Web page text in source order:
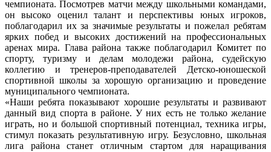
чемпионата. Посмотрев матчи между школьными командами,
он высоко оценил талант и перспективы юных игроков,
поблагодарил их за значимые результаты и пожелал ребятам
ярких побед и высоких достижений на профессиональных
аренах мира. Глава района также поблагодарил Комитет по
спорту, туризму и делам молодежи района, судейскую
коллегию и тренеров-преподавателей Детско-юношеской
спортивной школы за хорошую организацию и проведение
муниципального чемпионата.
«Наши ребята показывают хорошие результаты и развивают
данный вид спорта в районе. У них есть не только желание
играть, но и большой спортивный потенциал, техника игры,
стимул показать результативную игру. Безусловно, школьная
лига района станет отличным стартом для наращивания